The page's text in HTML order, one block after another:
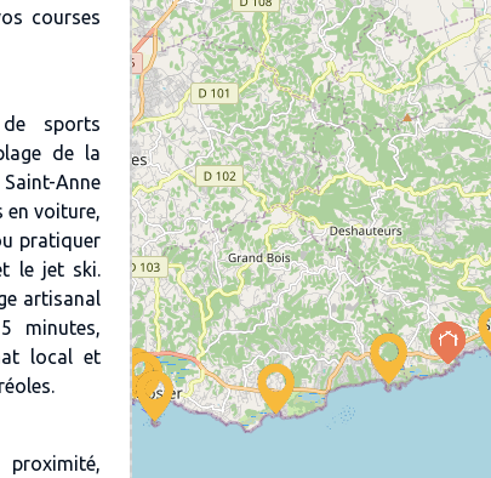
courses
sports
de la
Anne
en voiture
pratiquer
le jet ski
artisanal
minutes,
local et
proximité,